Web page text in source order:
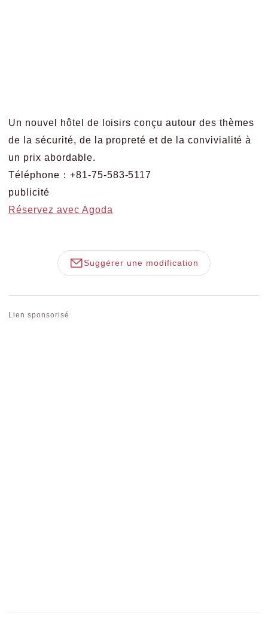
Un nouvel hôtel de loisirs conçu autour des thèmes
de la sécurité, de la propreté et de la convivialité à
un prix abordable.
Téléphone：+81-75-583-5117
publicité
Réservez avec Agoda
Suggérer une modification
Lien sponsorisé